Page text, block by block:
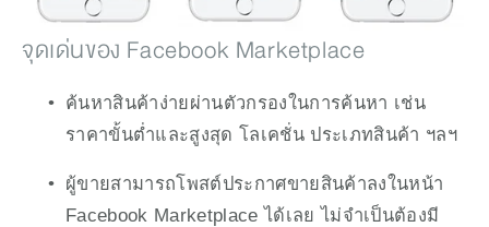
จุดเด่นของ Facebook Marketplace
ค้นหาสินค้าง่ายผ่านตัวกรองในการค้นหา เช่น
ราคาขั้นต่ำและสูงสุด โลเคชั่น ประเภทสินค้า ฯลฯ
ผู้ขายสามารถโพสต์ประกาศขายสินค้าลงในหน้า
Facebook Marketplace ได้เลย ไม่จำเป็นต้องมี